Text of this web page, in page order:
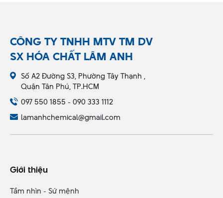
CÔNG TY TNHH MTV TM DV
SX HÓA CHẤT LÂM ANH
Số A2 Đường S3, Phường Tây Thạnh ,
Quận Tân Phú, TP.HCM
097 550 1855 - 090 333 1112
lamanhchemical@gmail.com
Giới thiệu
Tầm nhìn - Sứ mệnh